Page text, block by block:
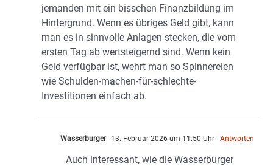
jemanden mit ein bisschen Finanzbildung im
Hintergrund. Wenn es übriges Geld gibt, kann
man es in sinnvolle Anlagen stecken, die vom
ersten Tag ab wertsteigernd sind. Wenn kein
Geld verfügbar ist, wehrt man so Spinnereien
wie Schulden-machen-für-schlechte-
Investitionen einfach ab.
Wasserburger 13. Februar 2026 um 11:50 Uhr - Antworten
Auch interessant, wie die Wasserburger